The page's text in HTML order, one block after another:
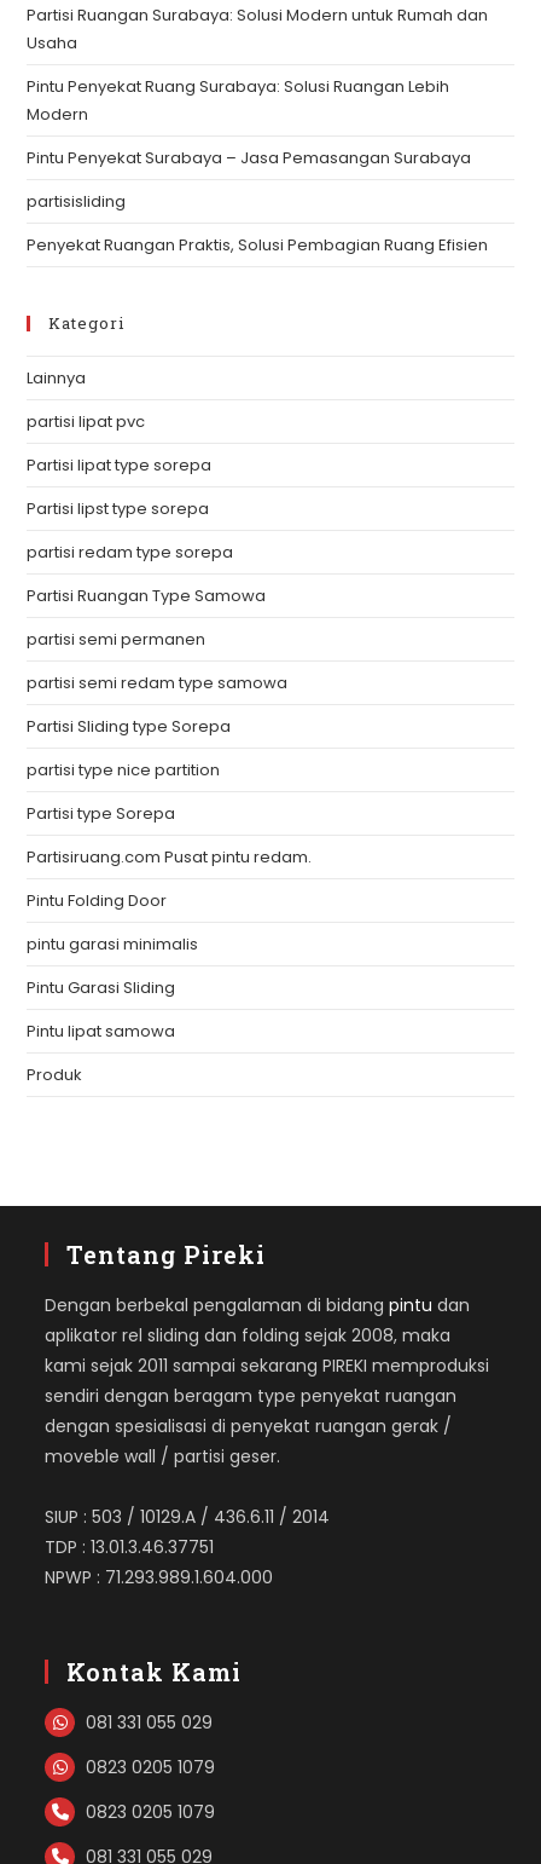
Partisi Ruangan Surabaya: Solusi Modern untuk Rumah dan
Usaha
Pintu Penyekat Ruang Surabaya: Solusi Ruangan Lebih
Modern
Pintu Penyekat Surabaya – Jasa Pemasangan Surabaya
partisisliding
Penyekat Ruangan Praktis, Solusi Pembagian Ruang Efisien
Kategori
Lainnya
partisi lipat pvc
Partisi lipat type sorepa
Partisi lipst type sorepa
partisi redam type sorepa
Partisi Ruangan Type Samowa
partisi semi permanen
partisi semi redam type samowa
Partisi Sliding type Sorepa
partisi type nice partition
Partisi type Sorepa
Partisiruang.com Pusat pintu redam.
Pintu Folding Door
pintu garasi minimalis
Pintu Garasi Sliding
Pintu lipat samowa
Produk
Tentang Pireki
Dengan berbekal pengalaman di bidangpintu dan
aplikator rel sliding dan folding sejak 2008, maka
kami sejak 2011 sampai sekarang PIREKI memproduksi
sendiri dengan beragam type penyekat ruangan
dengan spesialisasi di penyekat ruangan gerak /
moveble wall / partisi geser.
SIUP : 503 / 10129.A / 436.6.11 / 2014
TDP : 13.01.3.46.37751
NPWP : 71.293.989.1.604.000
Kontak Kami
081 331 055 029
0823 0205 1079
0823 0205 1079
081 331 055 029